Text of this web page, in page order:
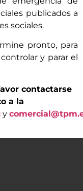
publicados a
sociales.
pronto, para
y parar el
contactarse
a la
y